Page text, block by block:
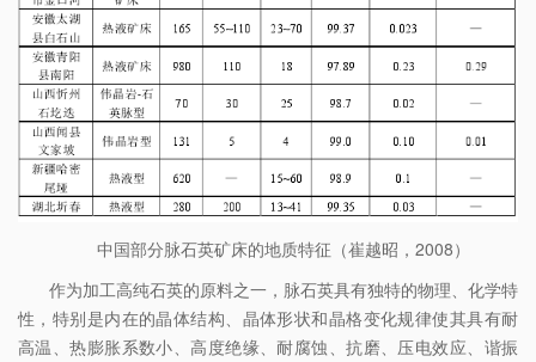
中国部分脉石英矿床的地质特征（崔越昭，2008）
作为加工高纯石英的原料之一，脉石英具有独特的物理、化学特
性，特别是内在的晶体结构、晶体形状和晶格变化规律使其具有耐
高温、热膨胀系数小、高度绝缘、耐腐蚀、抗磨、压电效应、谐振